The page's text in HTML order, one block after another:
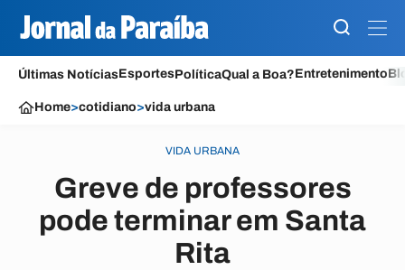
Últimas NotíciasEsportesPolíticaQual a Boa?Entretenimento
Home>cotidiano>vida urbana
VIDA URBANA
Greve de professores
pode terminar em Santa
Rita